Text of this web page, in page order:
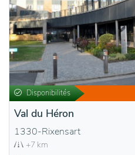
Disponibilités
Val du Héron
1330-Rixensart
+7 km